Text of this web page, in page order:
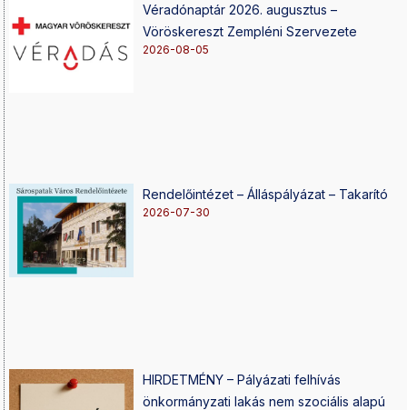
Véradónaptár 2026. augusztus –
Vöröskereszt Zempléni Szervezete
2026-08-05
Rendelőintézet – Álláspályázat – Takarító
2026-07-30
HIRDETMÉNY – Pályázati felhívás
önkormányzati lakás nem szociális alapú